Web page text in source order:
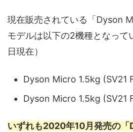
現在販売されている「Dyson
モデルは以下の2機種となって
日現在）
Dyson Micro 1.5kg (SV21
Dyson Micro 1.5kg (SV21
いずれも2020年10月発売の